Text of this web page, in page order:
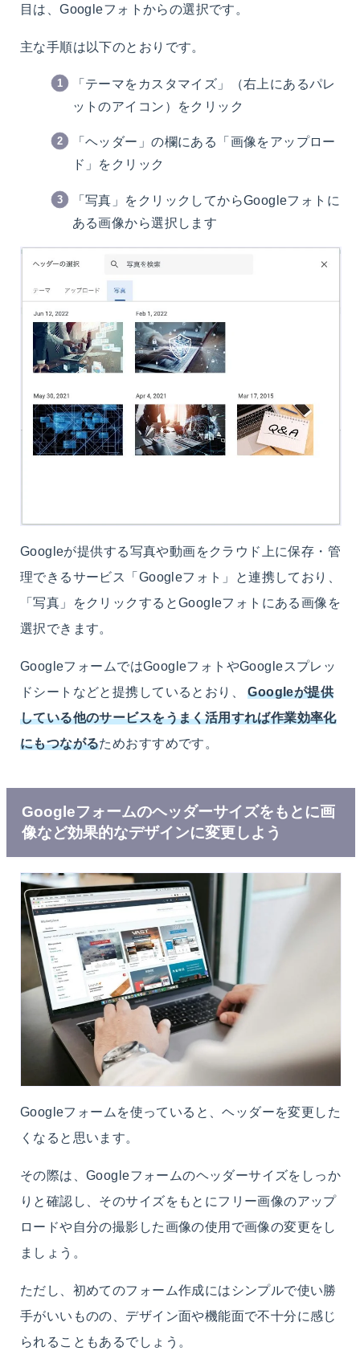
目は、Googleフォトからの選択です。
主な手順は以下のとおりです。
「テーマをカスタマイズ」（右上にあるパレ
ットのアイコン）をクリック
「ヘッダー」の欄にある「画像をアップロー
ド」をクリック
「写真」をクリックしてからGoogleフォトに
ある画像から選択します
Googleが提供する写真や動画をクラウド上に保存・管
理できるサービス「Googleフォト」と連携しており、
「写真」をクリックするとGoogleフォトにある画像を
選択できます。
GoogleフォームではGoogleフォトやGoogleスプレッ
ドシートなどと提携しているとおり、Googleが提供
している他のサービスをうまく活用すれば作業効率化
にもつながるためおすすめです。
Googleフォームのヘッダーサイズをもとに画
像など効果的なデザインに変更しよう
Googleフォームを使っていると、ヘッダーを変更した
くなると思います。
その際は、Googleフォームのヘッダーサイズをしっか
りと確認し、そのサイズをもとにフリー画像のアップ
ロードや自分の撮影した画像の使用で画像の変更をし
ましょう。
ただし、初めてのフォーム作成にはシンプルで使い勝
手がいいものの、デザイン面や機能面で不十分に感じ
られることもあるでしょう。